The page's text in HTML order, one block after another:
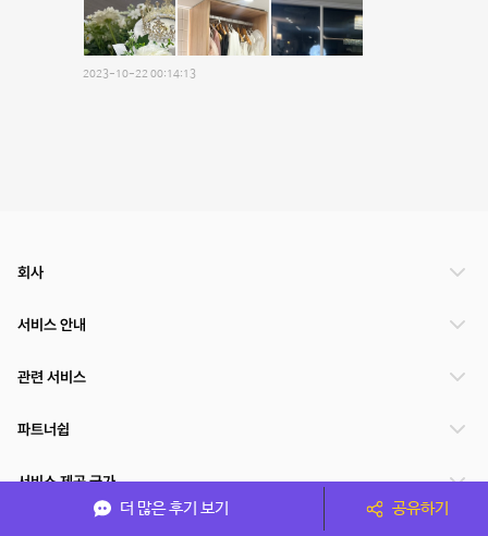
2023-10-22 00:14:13
더 많은 후기 보기 공유하기
회사
서비스 안내
관련 서비스
파트너쉽
서비스 제공 국가